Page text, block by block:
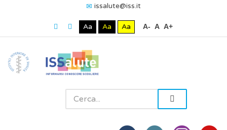
issalute@iss.it
Aa Aa Aa A- A A+